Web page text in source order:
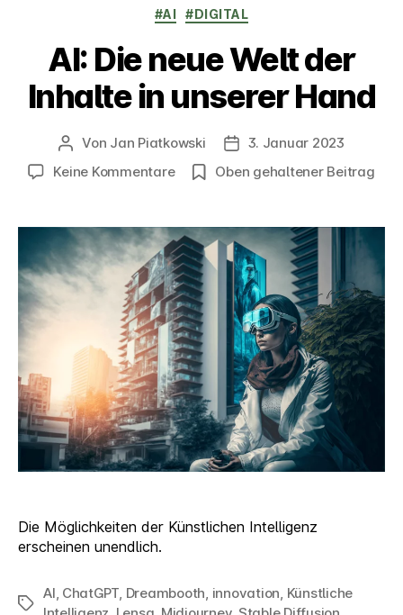
Kategorien
#AI #DIGITAL
AI: Die neue Welt der
Inhalte in unserer Hand
Beitragsautor
Von Jan Piatkowski Veröffentlichungsdatum
3. Januar 2023
Keine Kommentarezu
neue
Welt
der
Inhalte
in
unserer
Hand
Oben gehaltener Beitrag
Die Möglichkeiten der Künstlichen Intelligenz
erscheinen unendlich.
Schlagwörter
AI, ChatGPT, Dreambooth, innovation, Künstliche